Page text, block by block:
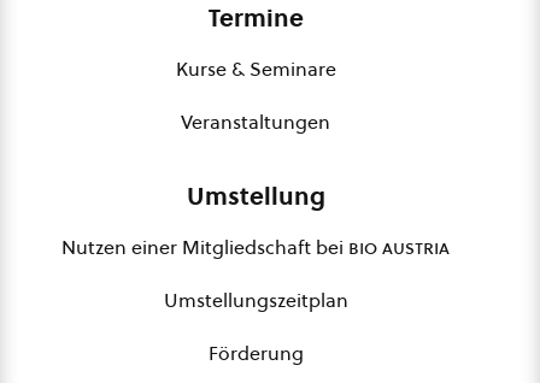
Termine
Kurse & Seminare
Veranstaltungen
Umstellung
Nutzen einer Mitgliedschaft bei bio austria
Umstellungszeitplan
Förderung